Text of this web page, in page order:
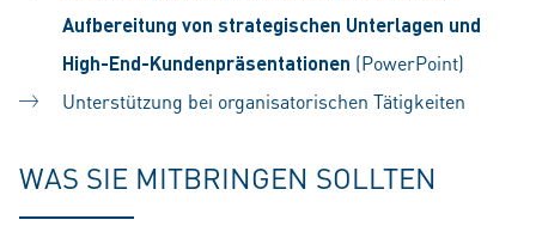
Aufbereitung von strategischen Unterlagen und
High-End-Kundenpräsentationen (PowerPoint)
Unterstützung bei organisatorischen Tätigkeiten
WAS SIE MITBRINGEN SOLLTEN